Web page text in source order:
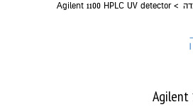
Agilent 1100 HPLC UV detector
Agilent